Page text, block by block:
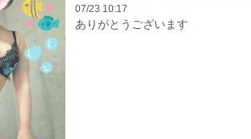
07/23 10:17
ありがとうございます